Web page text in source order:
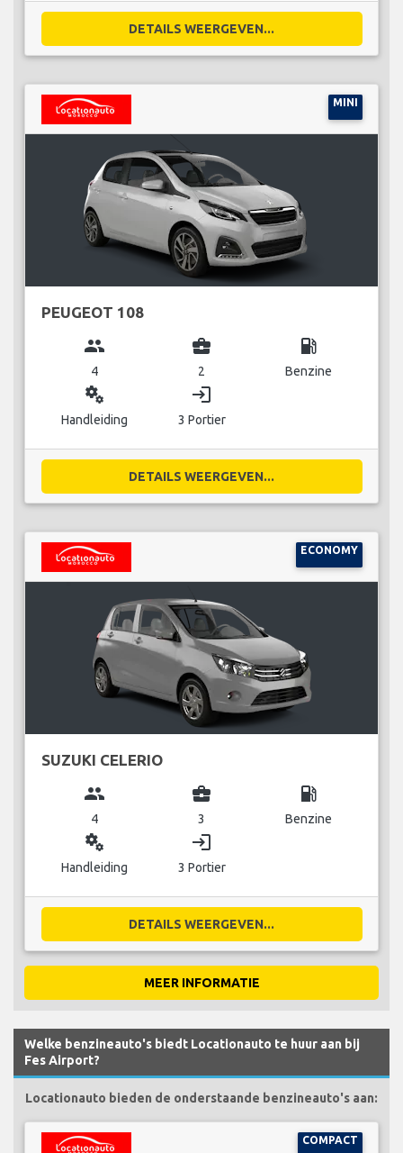
DETAILS WEERGEVEN...
MINI
PEUGEOT 108
group
4
business_center
2
local_gas_station
Benzine
miscellaneous_services
Handleiding
login
3 Portier
DETAILS WEERGEVEN...
ECONOMY
SUZUKI CELERIO
group
4
business_center
3
local_gas_station
Benzine
miscellaneous_services
Handleiding
login
3 Portier
DETAILS WEERGEVEN...
MEER INFORMATIE
Welke benzineauto's biedt Locationauto te huur aan bij
Fes Airport?
Locationauto bieden de onderstaande benzineauto's aan:
COMPACT